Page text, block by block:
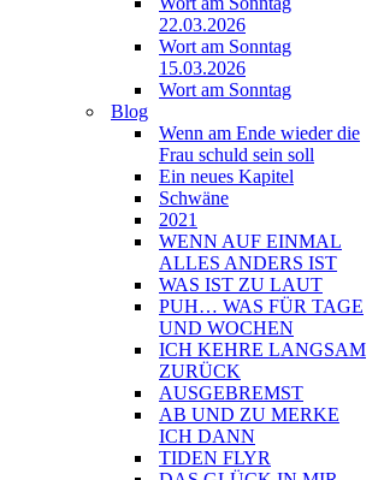
22.03.2026
Wort am Sonntag
15.03.2026
Wort am Sonntag
Blog
Wenn am Ende wieder die
Frau schuld sein soll
Ein neues Kapitel
Schwäne
2021
WENN AUF EINMAL
ALLES ANDERS IST
WAS IST ZU LAUT
PUH… WAS FÜR TAGE
UND WOCHEN
ICH KEHRE LANGSAM
ZURÜCK
AUSGEBREMST
AB UND ZU MERKE
ICH DANN
TIDEN FLYR